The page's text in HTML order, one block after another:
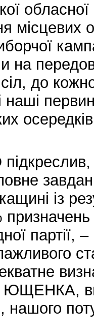
обласної
місцевих
на
до
із
ЮЩЕНКА,
нашого